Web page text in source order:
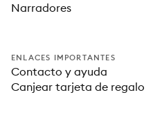
Narradores
ENLACES IMPORTANTES
Contacto y ayuda
Canjear tarjeta de regalo